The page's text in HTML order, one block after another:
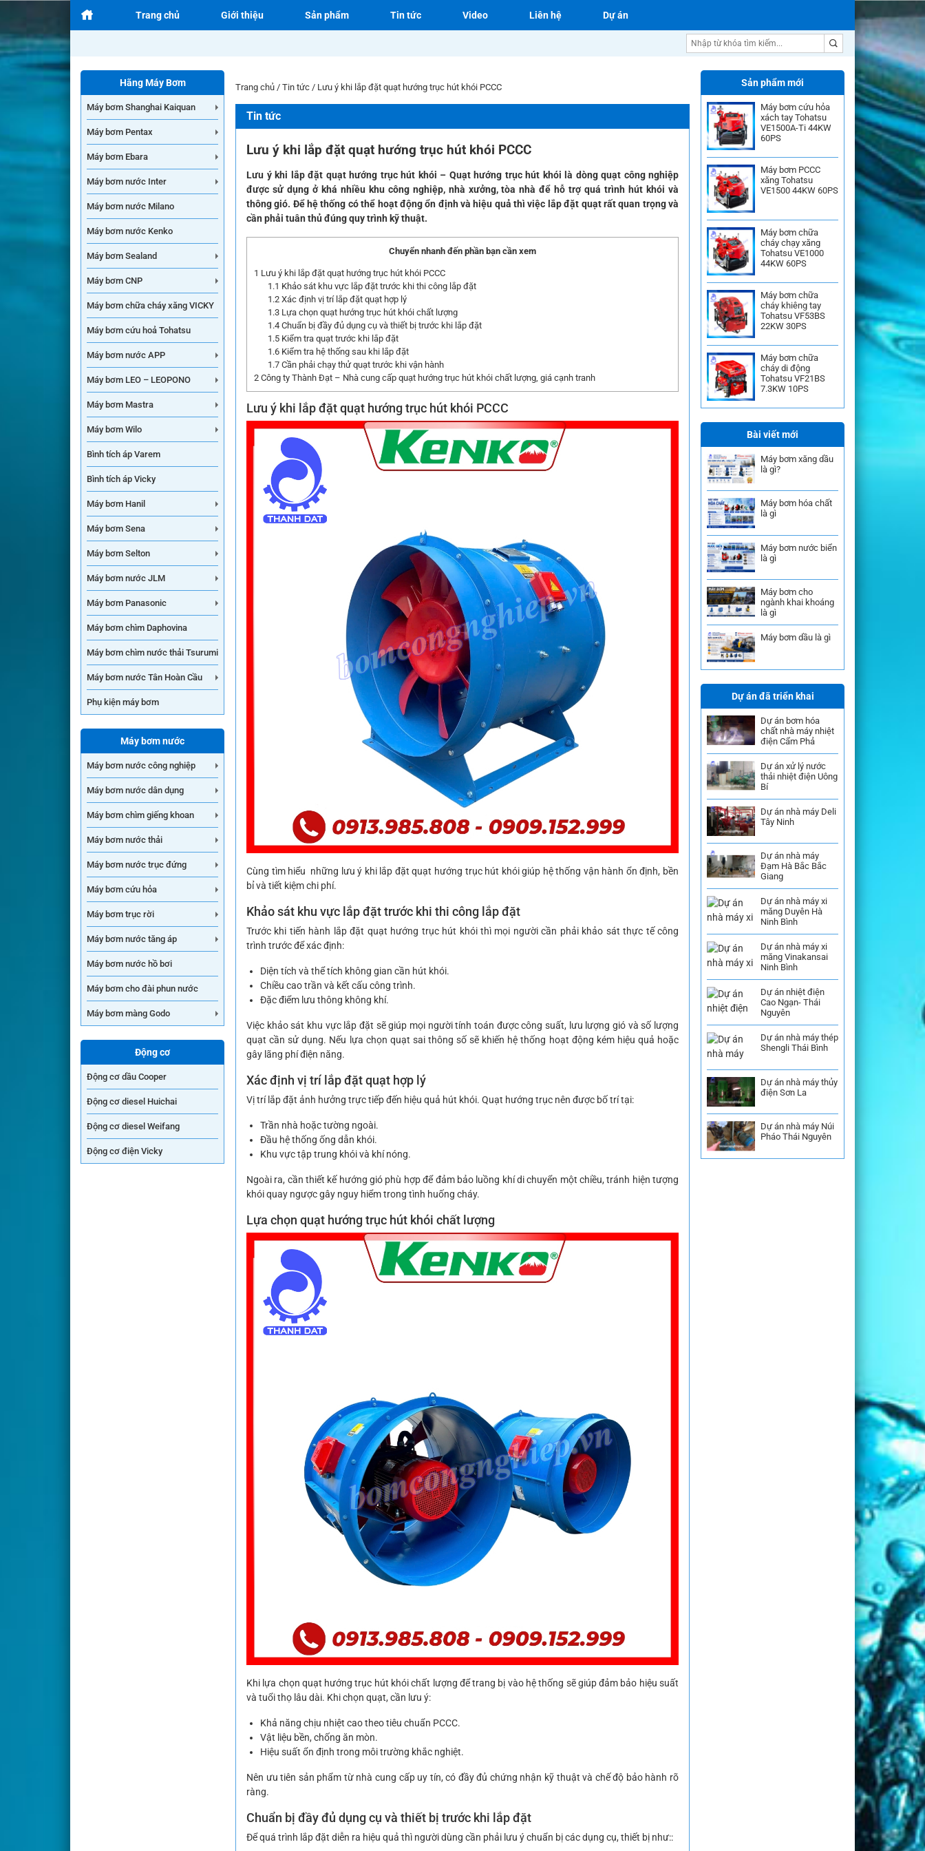
Trang chủ Giới thiệu Sản phẩm Tin tức Video Liên hệ Dự án
Hãng Máy Bơm
Máy bơm Shanghai Kaiquan
Máy bơm Pentax
Máy bơm Ebara
Máy bơm nước Inter
Máy bơm nước Milano
Máy bơm nước Kenko
Máy bơm Sealand
Máy bơm CNP
Máy bơm chữa cháy xăng VICKY
Máy bơm cứu hoả Tohatsu
Máy bơm nước APP
Máy bơm LEO – LEOPONO
Máy bơm Mastra
Máy bơm Wilo
Bình tích áp Varem
Bình tích áp Vicky
Máy bơm Hanil
Máy bơm Sena
Máy bơm Selton
Máy bơm nước JLM
Máy bơm Panasonic
Máy bơm chìm Daphovina
Máy bơm chìm nước thải Tsurumi
Máy bơm nước Tân Hoàn Cầu
Phụ kiện máy bơm
Máy bơm nước
Máy bơm nước công nghiệp
Máy bơm nước dân dụng
Máy bơm chìm giếng khoan
Máy bơm nước thải
Máy bơm nước trục đứng
Máy bơm cứu hỏa
Máy bơm trục rời
Máy bơm nước tăng áp
Máy bơm nước hồ bơi
Máy bơm cho đài phun nước
Máy bơm màng Godo
Động cơ
Động cơ dầu Cooper
Động cơ diesel Huichai
Động cơ diesel Weifang
Động cơ điện Vicky
Trang chủ / Tin tức / Lưu ý khi lắp đặt quạt hướng trục hút khói PCCC
Tin tức
Lưu ý khi lắp đặt quạt hướng trục hút khói PCCC
Lưu ý khi lắp đặt quạt hướng trục hút khói – Quạt hướng trục hút khói là dòng quạt công nghiệp
được sử dụng ở khá nhiều khu công nghiệp, nhà xưởng, tòa nhà để hỗ trợ quá trình hút khói và
thông gió. Để hệ thống có thể hoạt động ổn định và hiệu quả thì việc lắp đặt quạt rất quan trọng và
cần phải tuân thủ đúng quy trình kỹ thuật.
Chuyển nhanh đến phần bạn cần xem
1 Lưu ý khi lắp đặt quạt hướng trục hút khói PCCC
1.1 Khảo sát khu vực lắp đặt trước khi thi công lắp đặt
1.2Xác định vị trí lắp đặt quạt hợp lý
1.3Lựa chọn quạt hướng trục hút khói chất lượng
1.4Chuẩn bị đầy đủ dụng cụ và thiết bị trước khi lắp đặt
1.5Kiểm tra quạt trước khi lắp đặt
1.6Kiểm tra hệ thống sau khi lắp đặt
1.7Cần phải chạy thử quạt trước khi vận hành
2 Công ty Thành Đạt – Nhà cung cấp quạt hướng trục hút khói chất lượng, giá cạnh tranh
Lưu ý khi lắp đặtquạt hướng trục hút khói PCCC
Cùng tìm hiểu những lưu ý khi lắp đặt quạt hướng trục hút khói giúp hệ thống vận hành ổn định, bền
bỉ và tiết kiệm chi phí.
Khảo sát khu vực lắp đặt trước khi thi công lắp đặt
Trước khi tiến hành lắp đặt quạt hướng trục hút khói thì mọi người cần phải khảo sát thực tế công
trình trước để xác định:
Diện tích và thể tích không gian cần hút khói.
Chiều cao trần và kết cấu công trình.
Đặc điểm lưu thông không khí.
Việc khảo sát khu vực lắp đặt sẽ giúp mọi người tính toán được công suất, lưu lượng gió và số lượng
quạt cần sử dụng. Nếu lựa chọn quạt sai thông số sẽ khiến hệ thống hoạt động kém hiệu quả hoặc
gây lãng phí điện năng.
Xác định vị trí lắp đặt quạt hợp lý
Vị trí lắp đặt ảnh hưởng trực tiếp đến hiệu quả hút khói. Quạt hướng trục nên được bố trí tại:
Trần nhà hoặc tường ngoài.
Đầu hệ thống ống dẫn khói.
Khu vực tập trung khói và khí nóng.
Ngoài ra, cần thiết kế hướng gió phù hợp để đảm bảo luồng khí di chuyển một chiều, tránh hiện tượng
khói quay ngược gây nguy hiểm trong tình huống cháy.
Lựa chọn quạt hướng trục hút khói chất lượng
Khi lựa chọn quạt hướng trục hút khói chất lượng để trang bị vào hệ thống sẽ giúp đảm bảo hiệu suất
và tuổi thọ lâu dài. Khi chọn quạt, cần lưu ý:
Khả năng chịu nhiệt cao theo tiêu chuẩn PCCC.
Vật liệu bền, chống ăn mòn.
Hiệu suất ổn định trong môi trường khắc nghiệt.
Nên ưu tiên sản phẩm từ nhà cung cấp uy tín, có đầy đủ chứng nhận kỹ thuật và chế độ bảo hành rõ
ràng.
Chuẩn bị đầy đủ dụng cụ và thiết bị trước khi lắp đặt
Để quá trình lắp đặt diễn ra hiệu quả thì người dùng cần phải lưu ý chuẩn bị các dụng cụ, thiết bị như::
Sản phẩm mới
Máy bơm cứu hỏa
xách tay Tohatsu
VE1500A-Ti 44KW
60PS
Máy bơm PCCC
xăng Tohatsu
VE1500 44KW 60PS
Máy bơm chữa
cháy chạy xăng
Tohatsu VE1000
44KW 60PS
Máy bơm chữa
cháy khiêng tay
Tohatsu VF53BS
22KW 30PS
Máy bơm chữa
cháy di động
Tohatsu VF21BS
7.3KW 10PS
Bài viết mới
Máy bơm xăng dầu
là gì?
Máy bơm hóa chất
là gì
Máy bơm nước biển
là gì
Máy bơm cho
ngành khai khoáng
là gì
Máy bơm dầu là gì
Dự án đã triển khai
Dự án bơm hóa
chất nhà máy nhiệt
điện Cẩm Phả
Dự án xử lý nước
thải nhiệt điện Uông
Bí
Dự án nhà máy Deli
Tây Ninh
Dự án nhà máy
Đạm Hà Bắc Bắc
Giang
Dự án nhà máy xi
măng Duyên Hà
Ninh Bình
Dự án nhà máy xi
măng Vinakansai
Ninh Bình
Dự án nhiệt điện
Cao Ngạn- Thái
Nguyên
Dự án nhà máy thép
Shengli Thái Bình
Dự án nhà máy thủy
điện Sơn La
Dự án nhà máy Núi
Pháo Thái Nguyên